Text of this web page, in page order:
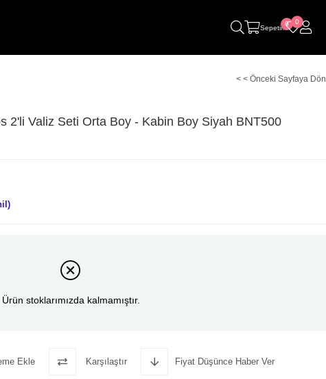
Sepetim
0 0
< < Önceki Sayfaya Dön
2'li Valiz Seti Orta Boy - Kabin Boy Siyah BNT500
Ürün stoklarımızda kalmamıştır.
Ekle Karşılaştır Fiyat Düşünce Haber Ver